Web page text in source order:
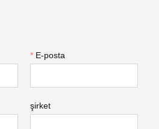
* E-posta
şirket